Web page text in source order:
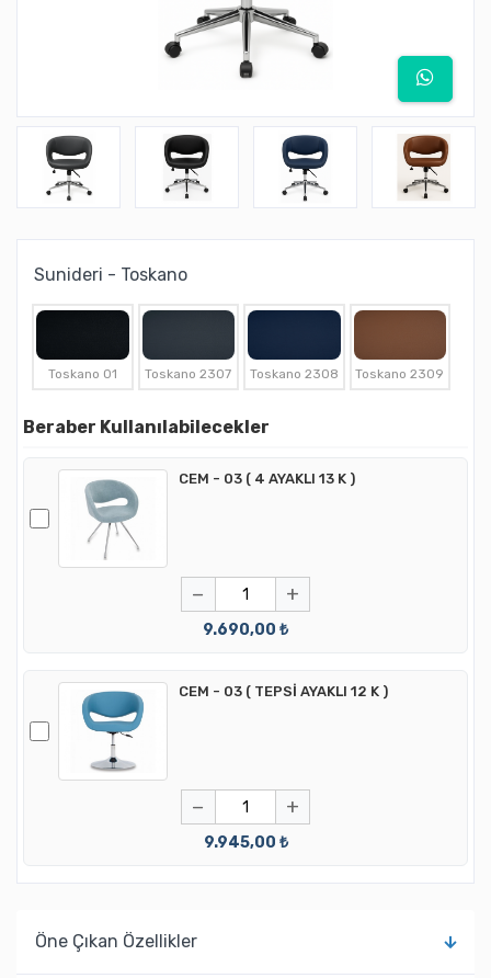
Sunideri - Toskano
Toskano 01 Toskano 2307 Toskano 2308 Toskano 2309
Beraber Kullanılabilecekler
CEM - 03 ( 4 AYAKLI 13 K )
− +
9.690,00 ₺
CEM - 03 ( TEPSİ AYAKLI 12 K )
− +
9.945,00 ₺
Öne Çıkan Özellikler